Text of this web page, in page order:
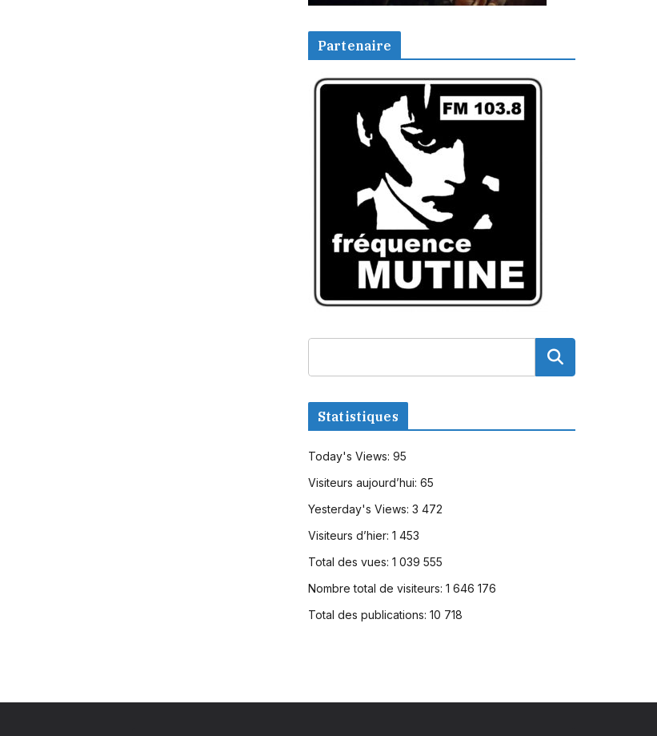
Partenaire
Statistiques
Today's Views: 95
Visiteurs aujourd’hui: 65
Yesterday's Views: 3 472
Visiteurs d’hier: 1 453
Total des vues: 1 039 555
Nombre total de visiteurs: 1 646 176
Total des publications: 10 718